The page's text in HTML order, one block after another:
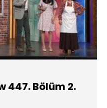
447. Bölüm 2.